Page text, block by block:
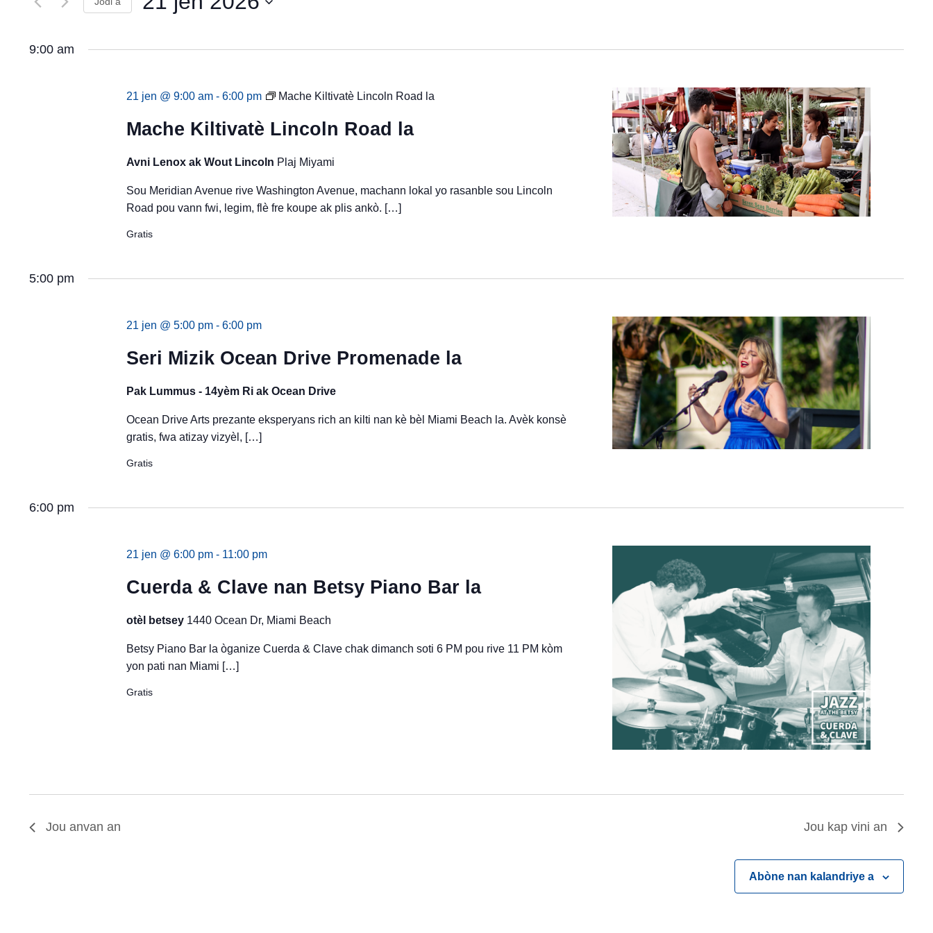
yo
mo
9:00 am
21 jen @ 9:00 am- 6:00 pm Mache Kiltivatè Lincoln Road la
Mache Kiltivatè Lincoln Road la
Avni Lenox ak Wout Lincoln Plaj Miyami
Sou Meridian Avenue rive Washington Avenue, machann lokal yo rasanble sou Lincoln
Road pou vann fwi, legim, flè fre koupe ak plis ankò. […]
Gratis
5:00 pm
21 jen @ 5:00 pm- 6:00 pm
Seri Mizik Ocean Drive Promenade la
Pak Lummus - 14yèm Ri ak Ocean Drive
Ocean Drive Arts prezante eksperyans rich an kilti nan kè bèl Miami Beach la. Avèk konsè
gratis, fwa atizay vizyèl, […]
Gratis
6:00 pm
21 jen @ 6:00 pm- 11:00 pm
Cuerda & Clave nan Betsy Piano Bar la
otèl betsey 1440 Ocean Dr, Miami Beach
Betsy Piano Bar la òganize Cuerda & Clave chak dimanch soti 6 PM pou rive 11 PM kòm
yon pati nan Miami […]
Gratis
Jou anvan an Jou kap vini an
Abòne nan kalandriye a